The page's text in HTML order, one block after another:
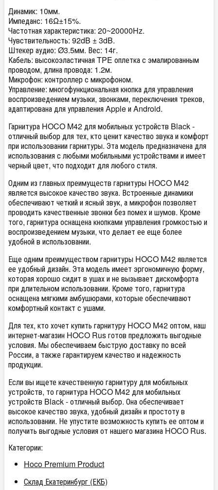
Динамик: 10мм.
Импеданс: 16Ω±15%.
Частотная характеристика: 20~20000Hz.
Чувствительность: 92dB ± 3dB.
Штекер аудио: Ø3.5мм. Вес: 14г.
Кабель: высокоэластичная TPE оплетка с эмалированным
проводом, длина провода: 1.2м.
Микрофон: контроллер с микрофоном.
Управление: многофункциональная кнопка для управления
воспроизведением музыки, звонками, переключения треков,
адаптирована для управления Apple и Android.
Гарнитура HOCO M42 для мобильных устройств Black -
отличный выбор для тех, кто ценит качество звука и комфорт
при использовании гарнитуры. Эта модель предназначена для
использования с любыми мобильными устройствами и имеет
черный цвет, что подходит для любого стиля.
Одним из главных преимуществ гарнитуры HOCO M42
является высокое качество звука. Встроенные динамики
обеспечивают четкий и ясный звук, а микрофон позволяет
проводить качественные звонки без помех и шумов. Кроме
того, гарнитура оснащена кнопками управления громкостью и
воспроизведением музыки, что делает ее еще более
удобной в использовании.
Еще одним преимуществом гарнитуры HOCO M42 является
ее удобный дизайн. Эта модель имеет эргономичную форму,
которая хорошо сидит в ушах и не вызывает дискомфорта
при длительном использовании. Кроме того, гарнитура
оснащена мягкими амбушюрами, которые обеспечивают
комфортный контакт с ушами.
Для тех, кто хочет купить гарнитуру HOCO M42 оптом, наш
интернет-магазин HOCO Rus готов предложить выгодные
условия. Мы обеспечиваем быструю доставку по всей
России, а также гарантируем качество и надежность
продукции.
Если вы ищете качественную гарнитуру для мобильных
устройств, то гарнитура HOCO M42 для мобильных
устройств Black - отличный выбор. Она обеспечивает
высокое качество звука, удобный дизайн и простоту в
использовании. Не упустите возможность купить ее оптом и
получить выгодные условия от нашего магазина HOCO Rus.
Категории:
Hoco Premium Product
Склад Екатеринбург (ЕКБ)